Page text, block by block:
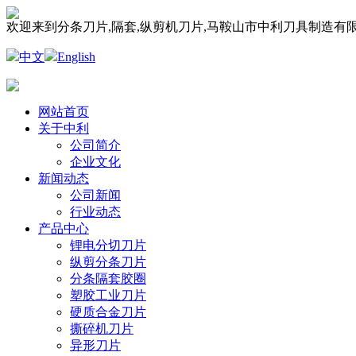
欢迎来到分条刀片,隔套,纵剪机刀片,马鞍山市中利刀具制造有
中文 English
网站首页
关于中利
公司简介
企业文化
新闻动态
公司新闻
行业动态
产品中心
锂电分切刀片
纵剪分条刀片
分条隔套胶圈
塑胶工业刀片
硬质合金刀片
撕碎机刀片
异形刀片